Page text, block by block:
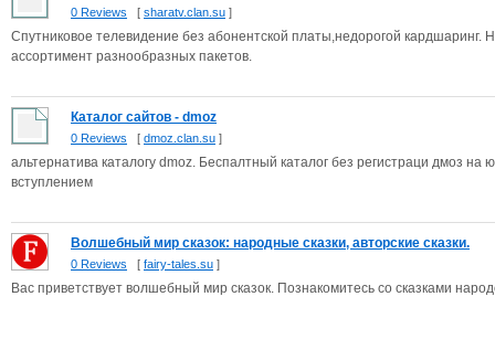
0 Reviews [ sharatv.clan.su ]
Спутниковое телевидение без абонентской платы,недорогой
ассортимент разнообразных пакетов.
Каталог сайтов - dmoz
0 Reviews [ dmoz.clan.su ]
альтернатива каталогу dmoz. Беспалтный каталог без регистраци дмоз на
вступлением
Волшебный мир сказок: народные сказки, авторские сказки.
0 Reviews [ fairy-tales.su ]
Вас приветствует волшебный мир сказок. Познакомитесь со сказками